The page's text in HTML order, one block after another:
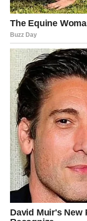
SVAKOM
Najljepši dio ovog
Problemi će se
Ljudi će biti
A vi ćete mnogo
Mnoge Vodolije
da ostvare sve ono o
To će biti energija
PORODICA